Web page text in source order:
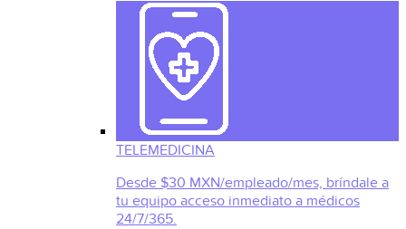
TELEMEDICINA
Desde $30 MXN/empleado/mes, bríndale a
tu equipo acceso inmediato a médicos
24/7/365.